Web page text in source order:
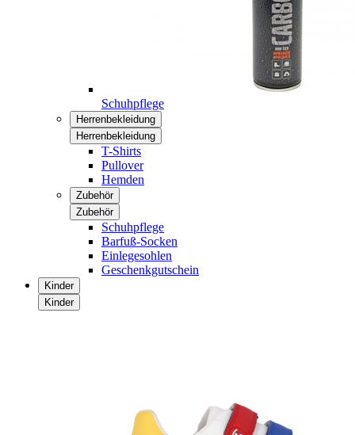
Schuhpflege
Herrenbekleidung
Herrenbekleidung
T-Shirts
Pullover
Hemden
Zubehör
Zubehör
Schuhpflege
Barfuß-Socken
Einlegesohlen
Geschenkgutschein
Kinder
Kinder